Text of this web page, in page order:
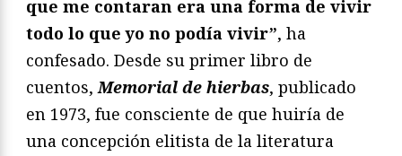
que me contaran era una forma de vivir
todo lo que yo no podía vivir”, ha
confesado. Desde su primer libro de
cuentos,Memorial de hierbas, publicado
en 1973, fue consciente de que huiría de
una concepción elitista de la literatura